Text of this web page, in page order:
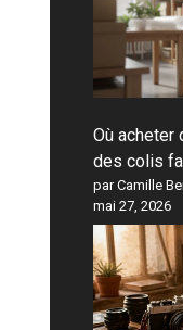
Où acheter
des colis
par Camille
mai 27, 2026